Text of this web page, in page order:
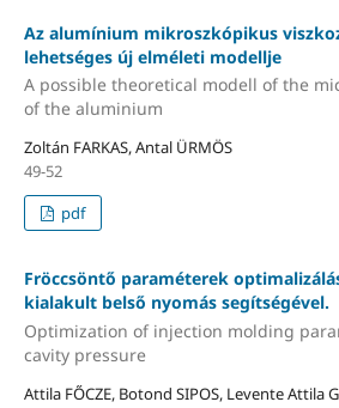
Az alumínium mikroszkópikus
lehetséges új elméleti modellje
A possible theoretical modell of the
of the aluminium
Zoltán FARKAS, Antal ÜRMÖS
49-52
pdf
Fröccsöntő paraméterek
kialakult belső nyomás segítségével.
Optimization of injection molding
cavity pressure
Attila FŐCZE, Botond SIPOS, Levente Attila